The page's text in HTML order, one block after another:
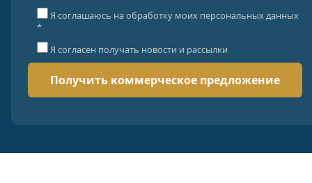
Я соглашаюсь на обработку моих персональных данных
*
Я согласен получать новости и рассылки